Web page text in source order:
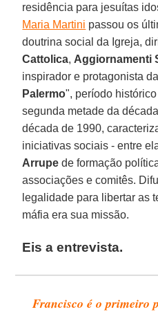
residência para jesuítas
Maria Martini passou os
doutrina social da Igreja,
Cattolica, Aggiornamenti
inspirador e protagonista
Palermo", período
segunda metade da
década de 1990,
iniciativas sociais - entre
Arrupe de formação
associações e comitês.
legalidade para libertar as
máfia era sua missão.
Eis a entrevista.
Francisco é o primeiro